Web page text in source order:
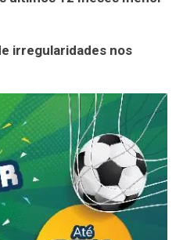
irregularidades nos